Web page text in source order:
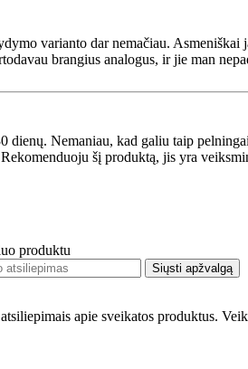
varianto dar nemačiau.
brangius analogus, ir jie man
dienų. Nemaniau, kad galiu taip
šį produktą, jis yra
produktu
Siųsti apžvalgą
apie sveikatos produktus.